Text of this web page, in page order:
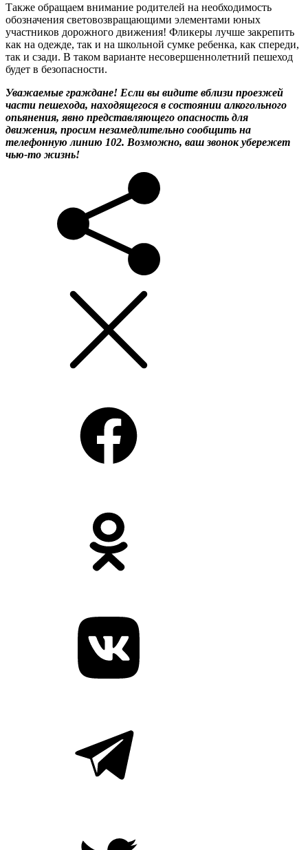
Также обращаем внимание родителей на необходимость
обозначения световозвращающими элементами юных
участников дорожного движения! Фликеры лучше закрепить
как на одежде, так и на школьной сумке ребенка, как спереди,
так и сзади. В таком варианте несовершеннолетний пешеход
будет в безопасности.
Уважаемые граждане! Если вы видите вблизи проезжей
части пешехода, находящегося в состоянии алкогольного
опьянения, явно представляющего опасность для
движения, просим незамедлительно сообщить на
телефонную линию 102. Возможно, ваш звонок убережет
чью-то жизнь!